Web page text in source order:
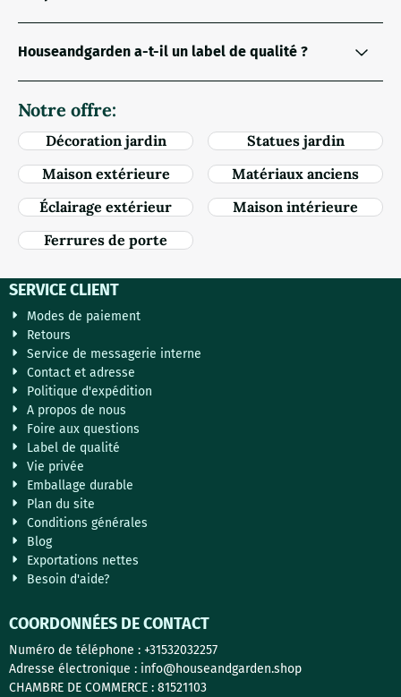
Houseandgarden a-t-il un label de qualité ?
Notre offre:
Décoration jardin
Statues jardin
Maison extérieure
Matériaux anciens
Éclairage extérieur
Maison intérieure
Ferrures de porte
SERVICE CLIENT
Modes de paiement
Retours
Service de messagerie interne
Contact et adresse
Politique d'expédition
A propos de nous
Foire aux questions
Label de qualité
Vie privée
Emballage durable
Plan du site
Conditions générales
Blog
Exportations nettes
Besoin d'aide?
COORDONNÉES DE CONTACT
Numéro de téléphone : +31532032257
Adresse électronique : info@houseandgarden.shop
CHAMBRE DE COMMERCE : 81521103